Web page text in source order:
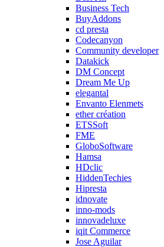
Business Tech
BuyAddons
cd presta
Codecanyon
Community developer
Datakick
DM Concept
Dream Me Up
elegantal
Envanto Elenmets
ether création
ETSSoft
FME
GloboSoftware
Hamsa
HDclic
HiddenTechies
Hipresta
idnovate
inno-mods
innovadeluxe
iqit Commerce
Jose Aguilar